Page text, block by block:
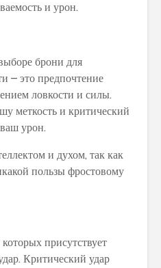
и урон.
брони для
– это предпочтение
ловкости и силы.
меткость и критический
урон.
и духом, так как
пользы фростовому
присутствует
Критический удар